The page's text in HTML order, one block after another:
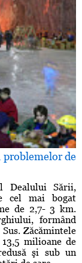
de
Dealului Sării,
cel mai bogat
de 2,7- 3 km.
formând
Zăcămintele
milioane de
şi sub un